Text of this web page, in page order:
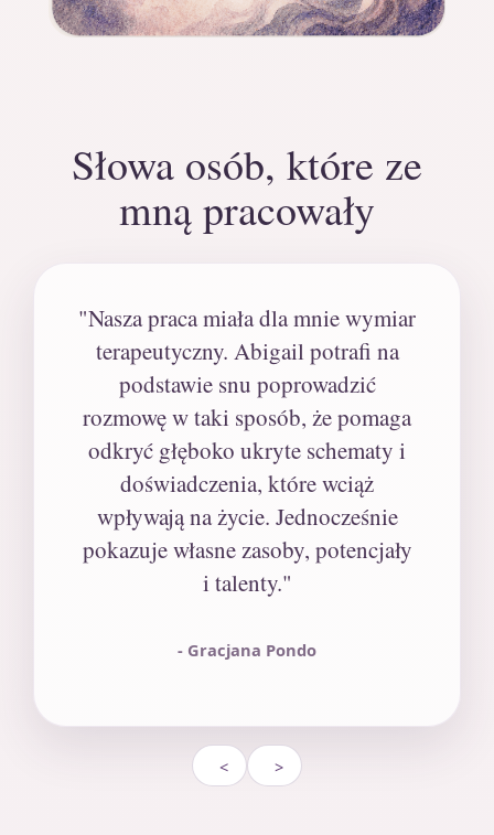
Słowa osób, które ze
mną pracowały
"Nasza praca miała dla mnie wymiar
terapeutyczny. Abigail potrafi na
podstawie snu poprowadzić
rozmowę w taki sposób, że pomaga
odkryć głęboko ukryte schematy i
doświadczenia, które wciąż
wpływają na życie. Jednocześnie
pokazuje własne zasoby, potencjały
i talenty."
- Gracjana Pondo
< >